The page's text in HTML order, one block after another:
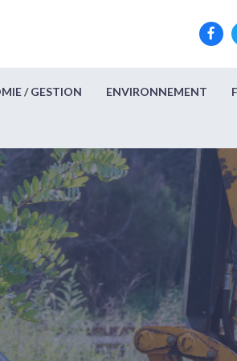
/ GESTION ENVIRONNEMENT